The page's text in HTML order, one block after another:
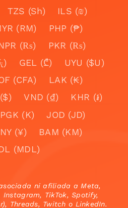
TZS (Sh)
ILS (₪)
(RM)
PHP (₱)
(₨)
PKR (₨)
GEL (₾)
UYU ($U)
(CFA)
LAK (₭)
VND (₫)
KHR (៛)
PGK (K)
JOD (JD)
(¥)
BAM (KM)
(MDL)
ni afiliada a Meta,
Instagram, TikTok, Spotify,
Threads, Twitch o LinkedIn.